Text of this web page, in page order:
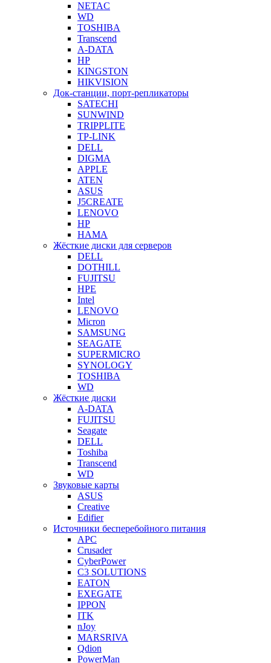
NETAC
WD
TOSHIBA
Transcend
A-DATA
HP
KINGSTON
HIKVISION
Док-станции, порт-репликаторы
SATECHI
SUNWIND
TRIPPLITE
TP-LINK
DELL
DIGMA
APPLE
ATEN
ASUS
J5CREATE
LENOVO
HP
HAMA
Жёсткие диски для серверов
DELL
DOTHILL
FUJITSU
HPE
Intel
LENOVO
Micron
SAMSUNG
SEAGATE
SUPERMICRO
SYNOLOGY
TOSHIBA
WD
Жёсткие диски
A-DATA
FUJITSU
Seagate
DELL
Toshiba
Transcend
WD
Звуковые карты
ASUS
Creative
Edifier
Источники бесперебойного питания
APC
Crusader
CyberPower
C3 SOLUTIONS
EATON
EXEGATE
IPPON
ITK
nJoy
MARSRIVA
Qdion
PowerMan